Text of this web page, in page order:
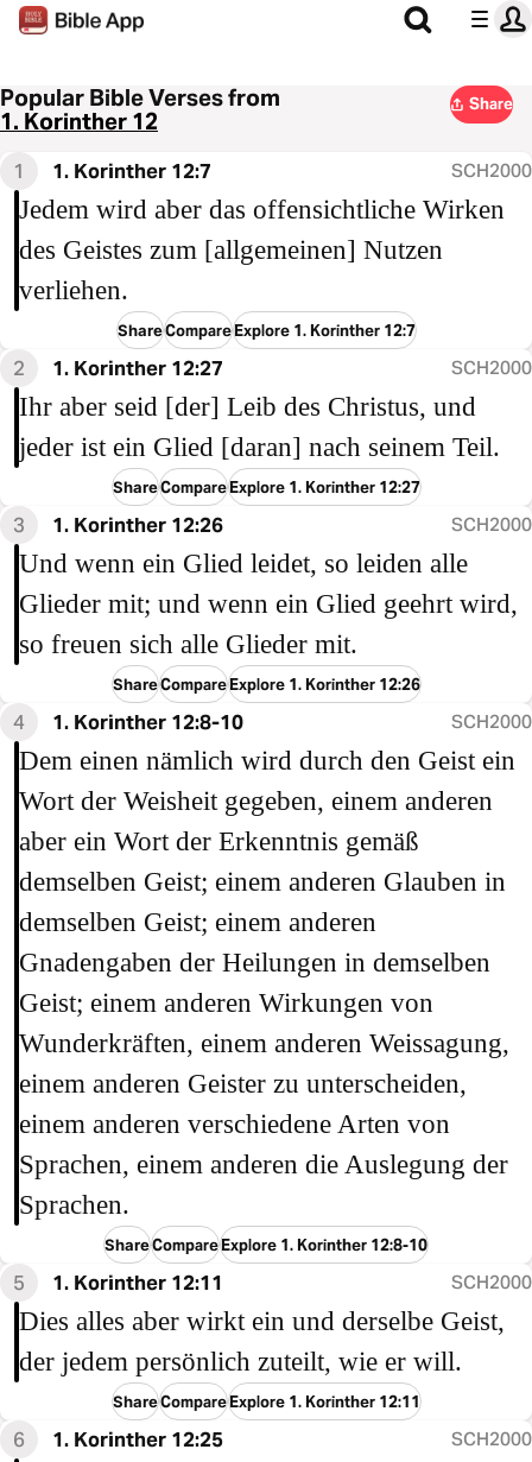
Popular Bible Verses from
1. Korinther 12
Share
1 1. Korinther 12:7 SCH2000
Jedem wird aber das offensichtliche Wirken
des Geistes zum [allgemeinen] Nutzen
verliehen.
ShareCompareExplore 1. Korinther 12:7
2 1. Korinther 12:27 SCH2000
Ihr aber seid [der] Leib des Christus, und
jeder ist ein Glied [daran] nach seinem Teil.
ShareCompareExplore 1. Korinther 12:27
3 1. Korinther 12:26 SCH2000
Und wenn ein Glied leidet, so leiden alle
Glieder mit; und wenn ein Glied geehrt wird,
so freuen sich alle Glieder mit.
ShareCompareExplore 1. Korinther 12:26
4 1. Korinther 12:8-10 SCH2000
Dem einen nämlich wird durch den Geist ein
Wort der Weisheit gegeben, einem anderen
aber ein Wort der Erkenntnis gemäß
demselben Geist; einem anderen Glauben in
demselben Geist; einem anderen
Gnadengaben der Heilungen in demselben
Geist; einem anderen Wirkungen von
Wunderkräften, einem anderen Weissagung,
einem anderen Geister zu unterscheiden,
einem anderen verschiedene Arten von
Sprachen, einem anderen die Auslegung der
Sprachen.
ShareCompareExplore 1. Korinther 12:8-10
5 1. Korinther 12:11 SCH2000
Dies alles aber wirkt ein und derselbe Geist,
der jedem persönlich zuteilt, wie er will.
ShareCompareExplore 1. Korinther 12:11
6 1. Korinther 12:25 SCH2000